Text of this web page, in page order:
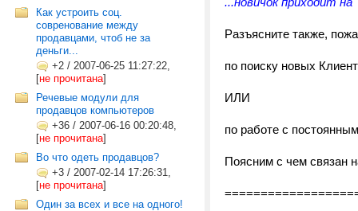
Как устроить соц.
совренование между
продавцами, чтоб не за
деньги...
+2 / 2007-06-25 11:27:22,
[не прочитана]
Речевые модули для
продавцов компьютеров
+36 / 2007-06-16 00:20:48,
[не прочитана]
Во что одеть продавцов?
+3 / 2007-02-14 17:26:31,
[не прочитана]
Один за всех и все на одного!
Разъясните также,
по поиску новых
ИЛИ
по работе с
Поясним с чем связан